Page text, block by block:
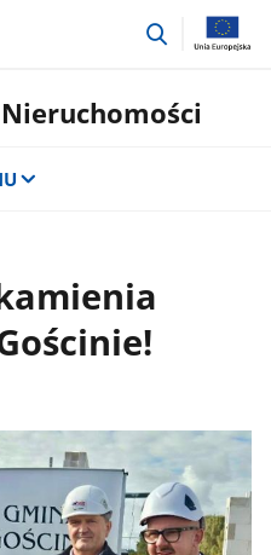
przejdź